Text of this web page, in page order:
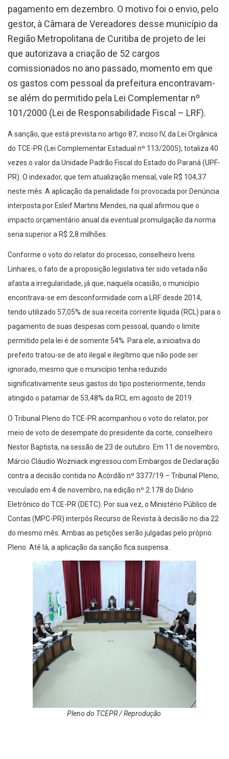
pagamento em dezembro. O motivo foi o envio, pelo
gestor, à Câmara de Vereadores desse município da
Região Metropolitana de Curitiba de projeto de lei
que autorizava a criação de 52 cargos
comissionados no ano passado, momento em que
os gastos com pessoal da prefeitura encontravam-
se além do permitido pela Lei Complementar nº
101/2000 (Lei de Responsabilidade Fiscal – LRF).
A sanção, que está prevista no artigo 87, inciso IV, da Lei Orgânica
do TCE-PR (Lei Complementar Estadual nº 113/2005), totaliza 40
vezes o valor da Unidade Padrão Fiscal do Estado do Paraná (UPF-
PR). O indexador, que tem atualização mensal, vale R$ 104,37
neste mês. A aplicação da penalidade foi provocada por Denúncia
interposta por Esleif Martins Mendes, na qual afirmou que o
impacto orçamentário anual da eventual promulgação da norma
seria superior a R$ 2,8 milhões.
Conforme o voto do relator do processo, conselheiro Ivens
Linhares, o fato de a proposição legislativa ter sido vetada não
afasta a irregularidade, já que, naquela ocasião, o município
encontrava-se em desconformidade com a LRF desde 2014,
tendo utilizado 57,05% de sua receita corrente líquida (RCL) para o
pagamento de suas despesas com pessoal, quando o limite
permitido pela lei é de somente 54%. Para ele, a iniciativa do
prefeito tratou-se de ato ilegal e ilegítimo que não pode ser
ignorado, mesmo que o município tenha reduzido
significativamente seus gastos do tipo posteriormente, tendo
atingido o patamar de 53,48% da RCL em agosto de 2019.
O Tribunal Pleno do TCE-PR acompanhou o voto do relator, por
meio de voto de desempate do presidente da corte, conselheiro
Nestor Baptista, na sessão de 23 de outubro. Em 11 de novembro,
Márcio Cláudio Wozniack ingressou com Embargos de Declaração
contra a decisão contida no Acórdão nº 3377/19 – Tribunal Pleno,
veiculado em 4 de novembro, na edição nº 2.178 do Diário
Eletrônico do TCE-PR (DETC). Por sua vez, o Ministério Público de
Contas (MPC-PR) interpôs Recurso de Revista à decisão no dia 22
do mesmo mês. Ambas as petições serão julgadas pelo próprio
Pleno. Até lá, a aplicação da sanção fica suspensa.
Pleno do TCEPR / Reprodução